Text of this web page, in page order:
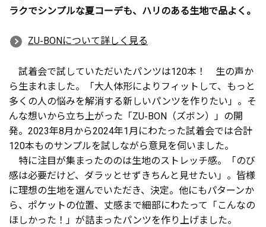
ラクでシンプルな夏コーデも、ハリのある生地で品よく。
ZU-BONについて詳しく見る
試着会で試していただいたパンツは120本！ 生の声か
ら生まれました。「大人体形によりフィットして、もっと
多くの人の悩みを解消する新しいパンツを作りたい」。そ
んな想いから立ち上がった「ZU-BON（ズボン）」の開
発。2023年8月から2024年1月にわたった試着会では合計
120本ものサンプルを試しながら意見を伺いました。
特に注目が集まったののは生地のストレッチ感。「のび
感は必要だけど、ダラッとせずきちんと見せたい」。皆様
に理想の生地を選んでいただき、決定。他にもパターンか
ら、ポケットの位置、丈感まで細部にわたって「こんなの
ほしかった！」が詰まったパンツを作り上げました。